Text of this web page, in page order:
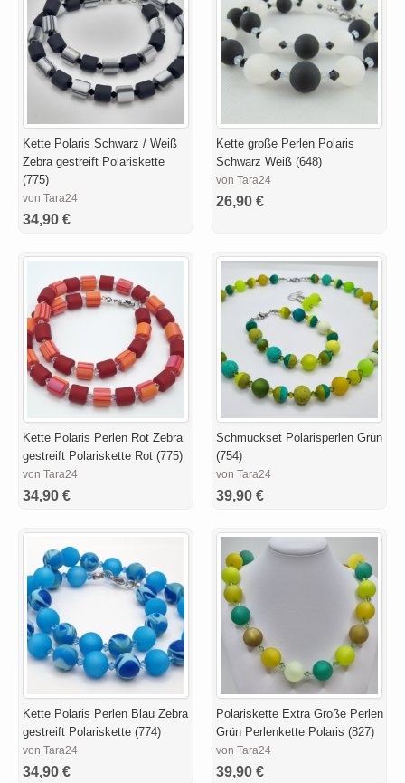
Kette Polaris Schwarz / Weiß
Zebra gestreift Polariskette
(775)
von Tara24
34,90 €
Kette große Perlen Polaris
Schwarz Weiß (648)
von Tara24
26,90 €
Kette Polaris Perlen Rot Zebra
gestreift Polariskette Rot (775)
von Tara24
34,90 €
Schmuckset Polarisperlen Grün
(754)
von Tara24
39,90 €
Kette Polaris Perlen Blau Zebra
gestreift Polariskette (774)
von Tara24
34,90 €
Polariskette Extra Große Perlen
Grün Perlenkette Polaris (827)
von Tara24
39,90 €